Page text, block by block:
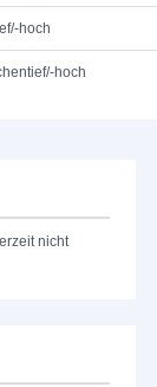
hoch
hoch
nicht